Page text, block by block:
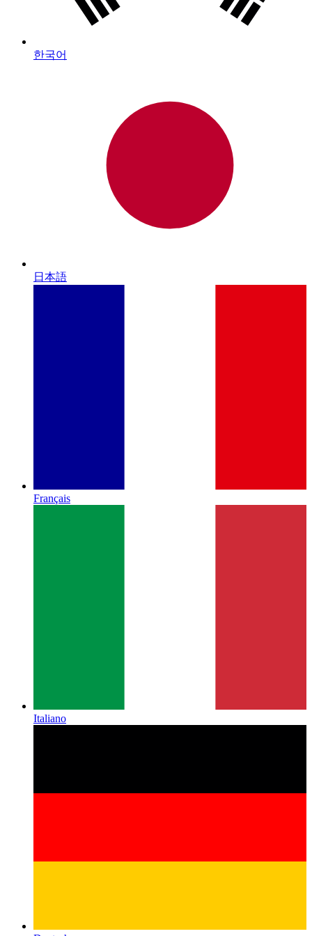
한국어
日本語
Français
Italiano